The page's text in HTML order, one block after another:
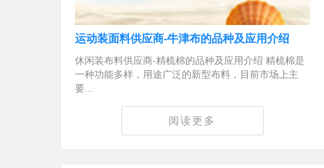
运动装面料供应商-牛津布的品种及应用介绍
休闲装布料供应商-精梳棉的品种及应用介绍 精梳棉是
一种功能多样，用途广泛的新型布料，目前市场上主
要...
阅读更多